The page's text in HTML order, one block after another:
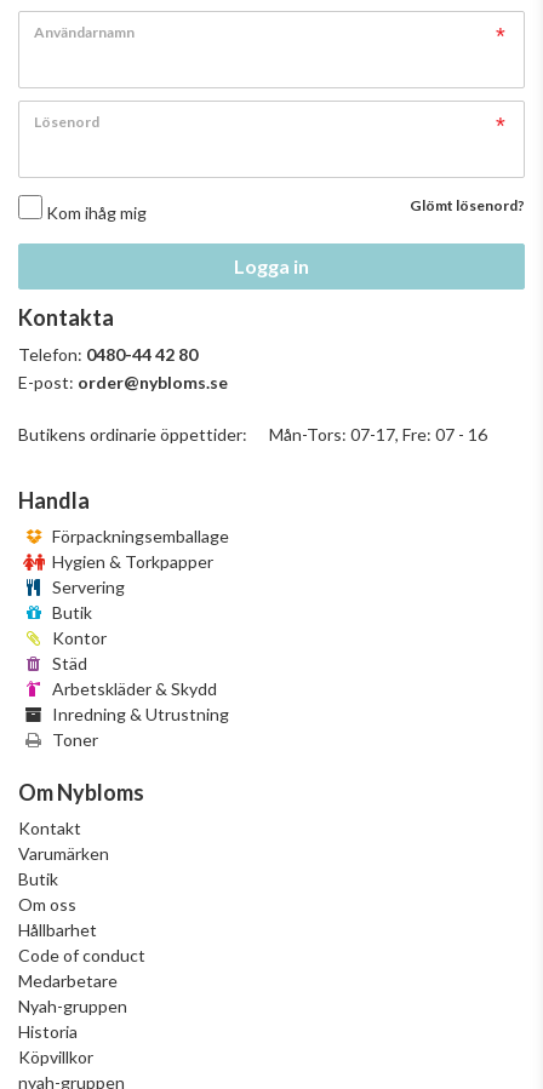
Användarnamn
Lösenord
Kom ihåg mig Glömt lösenord?
Logga in
Kontakta
Telefon: 0480-44 42 80
E-post: order@nybloms.se
Butikens ordinarie öppettider: Mån-Tors: 07-17, Fre: 07 - 16
Handla
Förpackningsemballage
Hygien & Torkpapper
Servering
Butik
Kontor
Städ
Arbetskläder & Skydd
Inredning & Utrustning
Toner
Om Nybloms
Kontakt
Varumärken
Butik
Om oss
Hållbarhet
Code of conduct
Medarbetare
Nyah-gruppen
Historia
Köpvillkor
nyah-gruppen